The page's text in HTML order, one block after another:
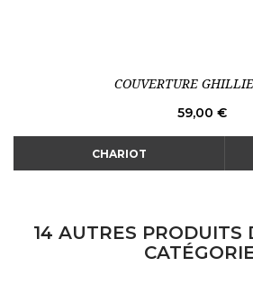
COUVERTURE
Prix
59,00 €
CHARIOT
14 AUTRES PRODUITS